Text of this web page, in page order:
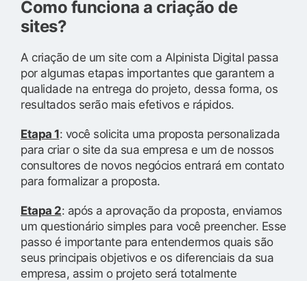
Como funciona a criação de
sites?
A criação de um site com a Alpinista Digital passa
por algumas etapas importantes que garantem a
qualidade na entrega do projeto, dessa forma, os
resultados serão mais efetivos e rápidos.
Etapa 1: você solicita uma proposta personalizada
para criar o site da sua empresa e um de nossos
consultores de novos negócios entrará em contato
para formalizar a proposta.
Etapa 2: após a aprovação da proposta, enviamos
um questionário simples para você preencher. Esse
passo é importante para entendermos quais são
seus principais objetivos e os diferenciais da sua
empresa, assim o projeto será totalmente